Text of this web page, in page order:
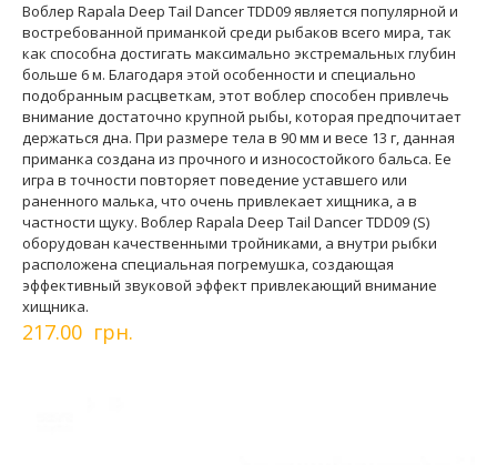
Воблер Rapala Deep Tail Dancer TDD09 является популярной и
востребованной приманкой среди рыбаков всего мира, так
как способна достигать максимально экстремальных глубин
больше 6 м. Благодаря этой особенности и специально
подобранным расцветкам, этот воблер способен привлечь
внимание достаточно крупной рыбы, которая предпочитает
держаться дна. При размере тела в 90 мм и весе 13 г, данная
приманка создана из прочного и износостойкого бальса. Ее
игра в точности повторяет поведение уставшего или
раненного малька, что очень привлекает хищника, а в
частности щуку. Воблер Rapala Deep Tail Dancer TDD09 (S)
оборудован качественными тройниками, а внутри рыбки
расположена специальная погремушка, создающая
эффективный звуковой эффект привлекающий внимание
хищника.
217.00 грн.